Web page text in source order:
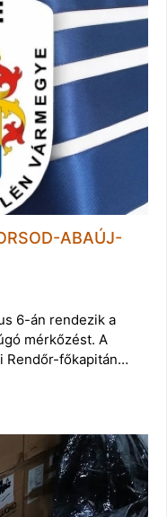
ABAÚJ-
6-án rendezik a
mérkőzést. A
Rendőr-főkapitán…